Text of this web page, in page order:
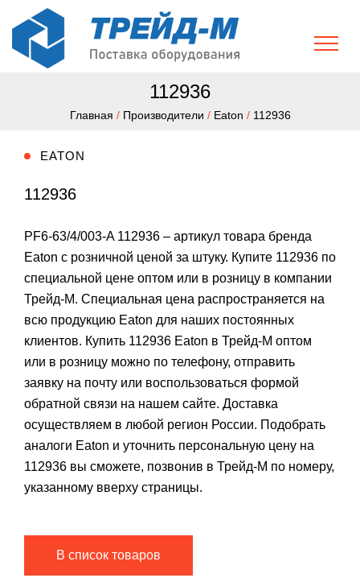
112936
Главная / Производители / Eaton / 112936
EATON
112936
PF6-63/4/003-A 112936 – артикул товара бренда
Eaton с розничной ценой за штуку. Купите 112936 по
специальной цене оптом или в розницу в компании
Трейд-М. Специальная цена распространяется на
всю продукцию Eaton для наших постоянных
клиентов. Купить 112936 Eaton в Трейд-М оптом
или в розницу можно по телефону, отправить
заявку на почту или воспользоваться формой
обратной связи на нашем сайте. Доставка
осуществляем в любой регион России. Подобрать
аналоги Eaton и уточнить персональную цену на
112936 вы сможете, позвонив в Трейд-М по номеру,
указанному вверху страницы.
В список товаров